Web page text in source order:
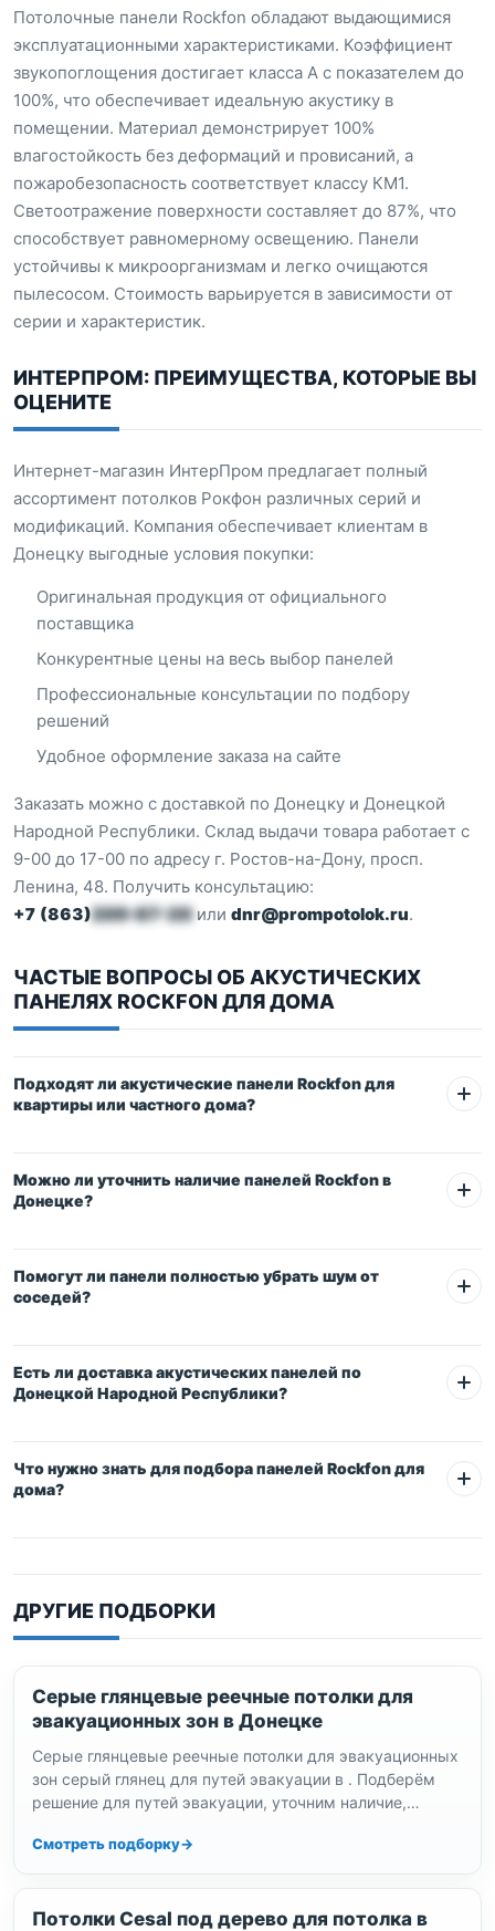
Потолочные панели Rockfon обладают выдающимися
эксплуатационными характеристиками. Коэффициент
звукопоглощения достигает класса А с показателем до
100%, что обеспечивает идеальную акустику в
помещении. Материал демонстрирует 100%
влагостойкость без деформаций и провисаний, а
пожаробезопасность соответствует классу КМ1.
Светоотражение поверхности составляет до 87%, что
способствует равномерному освещению. Панели
устойчивы к микроорганизмам и легко очищаются
пылесосом. Стоимость варьируется в зависимости от
серии и характеристик.
ИНТЕРПРОМ: ПРЕИМУЩЕСТВА, КОТОРЫЕ ВЫ
ОЦЕНИТЕ
Интернет-магазин ИнтерПром предлагает полный
ассортимент потолков Рокфон различных серий и
модификаций. Компания обеспечивает клиентам в
Донецку выгодные условия покупки:
Оригинальная продукция от официального
поставщика
Конкурентные цены на весь выбор панелей
Профессиональные консультации по подбору
решений
Удобное оформление заказа на сайте
Заказать можно с доставкой по Донецку и Донецкой
Народной Республики. Склад выдачи товара работает с
9-00 до 17-00 по адресу г. Ростов-на-Дону, просп.
Ленина, 48. Получить консультацию:
+7 (863)209-87-20или dnr@prompotolok.ru.
ЧАСТЫЕ ВОПРОСЫ ОБ АКУСТИЧЕСКИХ
ПАНЕЛЯХ ROCKFON ДЛЯ ДОМА
Подходят ли акустические панели Rockfon для
квартиры или частного дома?
Можно ли уточнить наличие панелей Rockfon в
Донецке?
Помогут ли панели полностью убрать шум от
соседей?
Есть ли доставка акустических панелей по
Донецкой Народной Республики?
Что нужно знать для подбора панелей Rockfon для
дома?
ДРУГИЕ ПОДБОРКИ
Серые глянцевые реечные потолки для
эвакуационных зон в Донецке
Серые глянцевые реечные потолки для эвакуационных
зон серый глянец для путей эвакуации в . Подберём
решение для путей эвакуации, уточним наличие,
Смотреть подборку
Потолки Cesal под дерево для потолка в